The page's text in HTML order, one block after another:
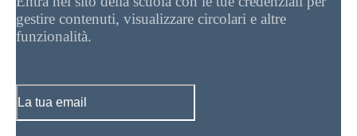
gestire contenuti, visualizzare circolari e altre
funzionalità.